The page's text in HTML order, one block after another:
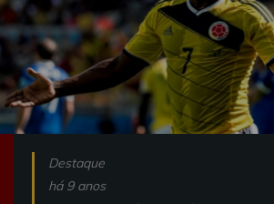
Destaque
há 9 anos